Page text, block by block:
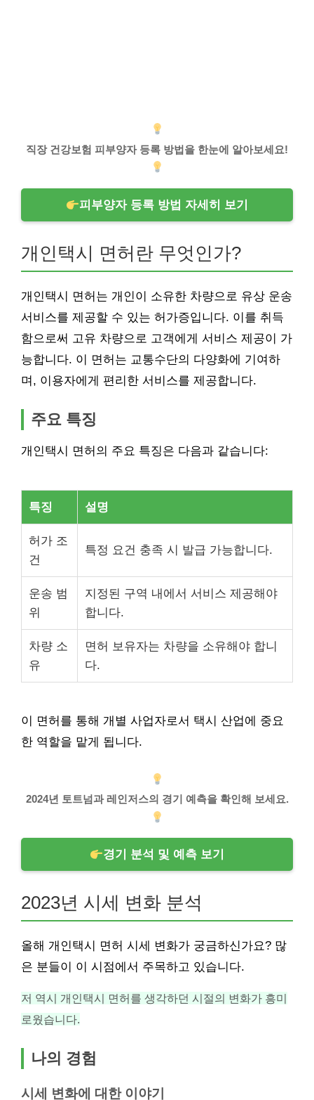
직장 건강보험 피부양자 등록 방법을 한눈에 알아보세요!
피부양자 등록 방법 자세히 보기
개인택시 면허란 무엇인가?
개인택시 면허는 개인이 소유한 차량으로 유상 운송
서비스를 제공할 수 있는 허가증입니다. 이를 취득
함으로써 고유 차량으로 고객에게 서비스 제공이 가
능합니다. 이 면허는 교통수단의 다양화에 기여하
며, 이용자에게 편리한 서비스를 제공합니다.
주요 특징
개인택시 면허의 주요 특징은 다음과 같습니다:
특징 설명
허가 조
건
특정 요건 충족 시 발급 가능합니다.
운송 범
위
지정된 구역 내에서 서비스 제공해야
합니다.
차량 소
유
면허 보유자는 차량을 소유해야 합니
다.
이 면허를 통해 개별 사업자로서 택시 산업에 중요
한 역할을 맡게 됩니다.
2024년 토트넘과 레인저스의 경기 예측을 확인해 보세요.
경기 분석 및 예측 보기
2023년 시세 변화 분석
올해 개인택시 면허 시세 변화가 궁금하신가요? 많
은 분들이 이 시점에서 주목하고 있습니다.
저 역시 개인택시 면허를 생각하던 시절의 변화가 흥미
로웠습니다.
나의 경험
시세 변화에 대한 이야기